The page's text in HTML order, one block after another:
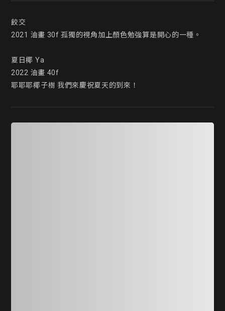
餃交
2021 油畫 30f 孤獨的視角加上顏色勉強算是開心的一種。
夏日椰 Ya
2022 油畫 40f
耶耶耶椰子樹 我們來慶祝夏天的到來！